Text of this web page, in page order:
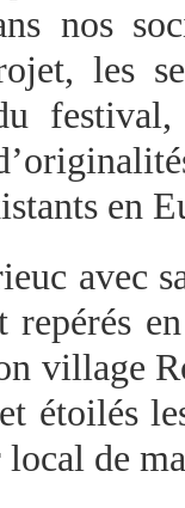
nos
les
festival,
en
avec
repérés
village
étoilés
de